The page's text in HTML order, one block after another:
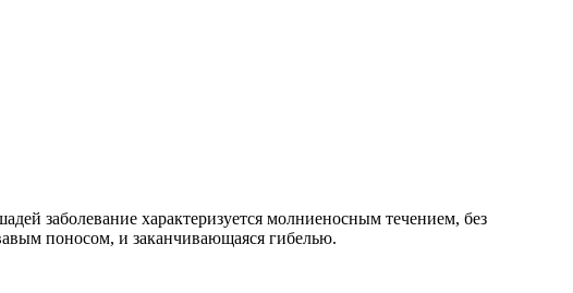
заболевание характеризуется молниеносным течением, без
поносом, и заканчивающаяся гибелью.